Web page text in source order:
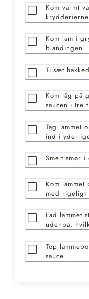
Kom varmt
Kom lam i
blandingen.
Tilsæt
Kom låg på
saucen i tre
Tag lammet
ind i
Smelt smør
Kom
med rigeligt
Lad lammet
udenpå,
Top
sauce.